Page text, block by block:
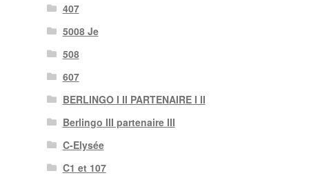
407
5008 Je
508
607
BERLINGO I II PARTENAIRE I II
Berlingo III partenaire III
C-Elysée
C1 et 107